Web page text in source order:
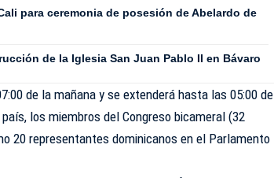
para ceremonia de posesión de Abelardo de
de la Iglesia San Juan Pablo II en Bávaro
de la mañana y se extenderá hasta las 05:00 de
los miembros del Congreso bicameral (32
20 representantes dominicanos en el Parlamento